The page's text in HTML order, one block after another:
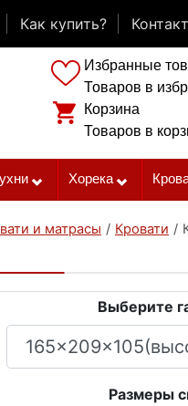
Как купить?
Избранные
Товаров в
Корзина
Товаров в
Хорека
и матрасы / Кровати /
Выберите
Размеры